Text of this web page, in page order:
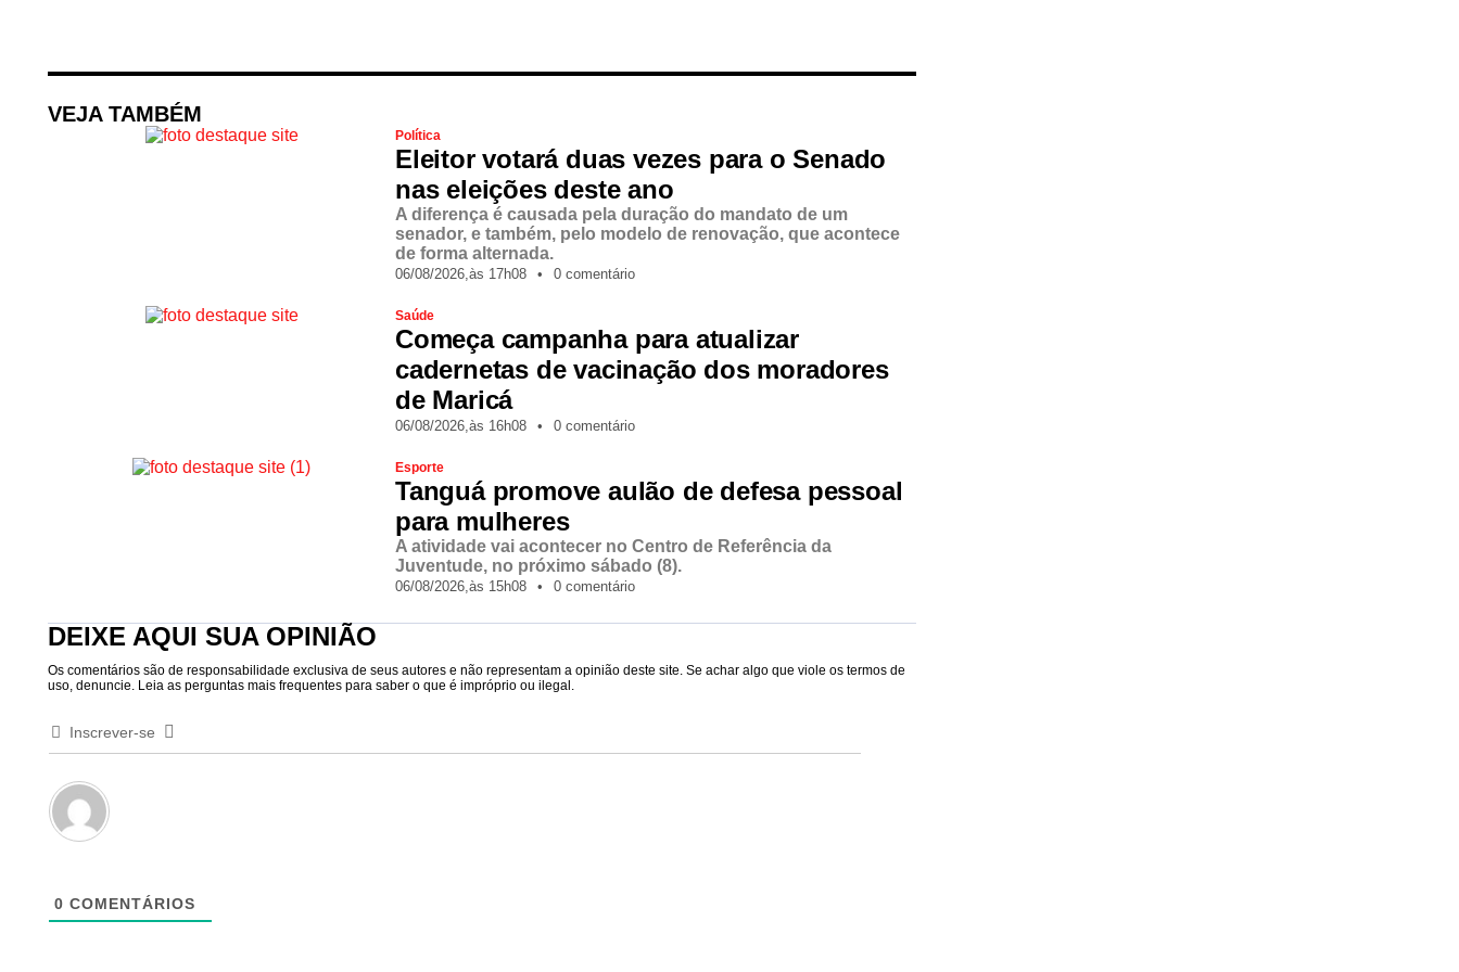
VEJA TAMBÉM
Política
Eleitor votará duas vezes para o Senado
nas eleições deste ano
A diferença é causada pela duração do mandato de um
senador, e também, pelo modelo de renovação, que acontece
de forma alternada.
06/08/2026,às 17h08 • 0 comentário
Saúde
Começa campanha para atualizar
cadernetas de vacinação dos moradores
de Maricá
06/08/2026,às 16h08 • 0 comentário
Esporte
Tanguá promove aulão de defesa pessoal
para mulheres
A atividade vai acontecer no Centro de Referência da
Juventude, no próximo sábado (8).
06/08/2026,às 15h08 • 0 comentário
DEIXE AQUI SUA OPINIÃO
Os comentários são de responsabilidade exclusiva de seus autores e não representam a opinião deste site. Se achar algo que viole os termos de
uso, denuncie. Leia as perguntas mais frequentes para saber o que é impróprio ou ilegal.
Inscrever-se
0 COMENTÁRIOS